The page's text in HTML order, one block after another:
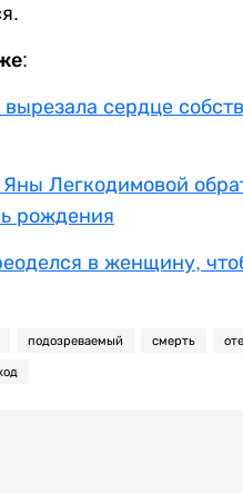
сердце
Легкодимовой
рождения
в женщину,
подозреваемый смерть